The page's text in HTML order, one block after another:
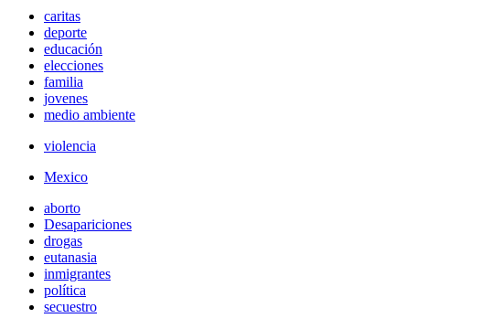
caritas
deporte
educación
elecciones
familia
jovenes
medio ambiente
violencia
Mexico
aborto
Desapariciones
drogas
eutanasia
inmigrantes
política
secuestro